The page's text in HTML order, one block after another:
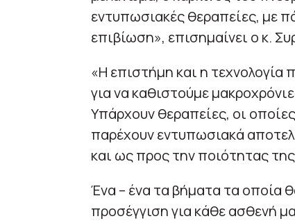
εντυπωσιακές θεραπείες, με
επιβίωση», επισημαίνει ο κ.
«Η επιστήμη και η
για να καθιστούμε
Υπάρχουν θεραπείες, οι
παρέχουν εντυπωσιακά
και ως προς την ποιότητας
Ένα – ένα τα βήματα τα οποία
προσέγγιση για κάθε ασθενή